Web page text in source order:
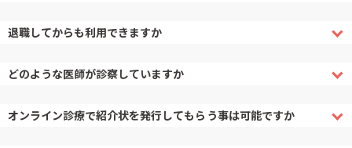
退職してからも利用できますか
どのような医師が診察していますか
オンライン診療で紹介状を発行してもらう事は可能ですか